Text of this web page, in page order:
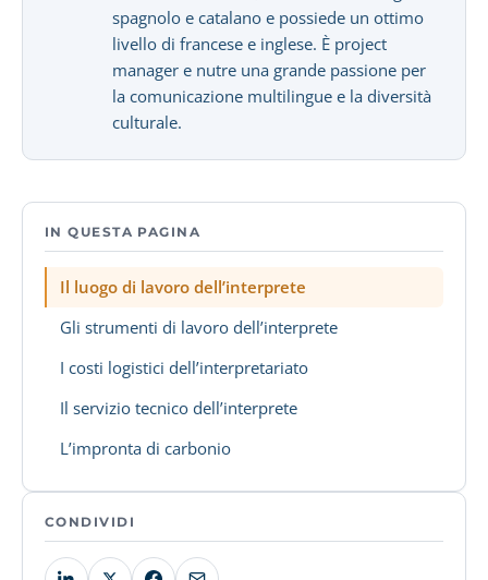
spagnolo e catalano e possiede un ottimo
livello di francese e inglese. È project
manager e nutre una grande passione per
la comunicazione multilingue e la diversità
culturale.
IN QUESTA PAGINA
Il luogo di lavoro dell’interprete
Gli strumenti di lavoro dell’interprete
I costi logistici dell’interpretariato
Il servizio tecnico dell’interprete
L’impronta di carbonio
CONDIVIDI